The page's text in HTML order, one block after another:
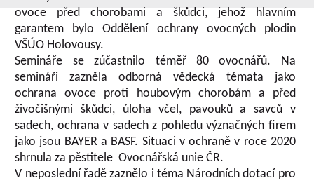
ovoce před chorobami a škůdci, jehož hlavním
garantem bylo Oddělení ochrany ovocných plodin
VŠÚO Holovousy.
Semináře se zúčastnilo téměř 80 ovocnářů. Na
semináři zazněla odborná vědecká témata jako
ochrana ovoce proti houbovým chorobám a před
živočišnými škůdci, úloha včel, pavouků a savců v
sadech, ochrana v sadech z pohledu význačných firem
jako jsou BAYER a BASF. Situaci v ochraně v roce 2020
shrnula za pěstitele Ovocnářská unie ČR.
V neposlední řadě zaznělo i téma Národních dotací pro